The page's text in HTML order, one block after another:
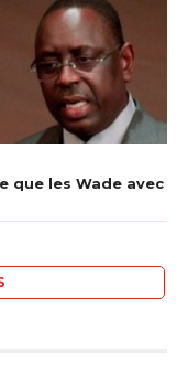
que les Wade avec